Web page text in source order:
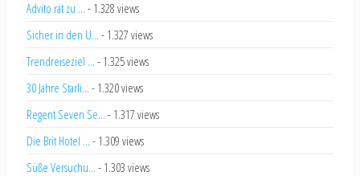
Advito rät zu ... - 1.328 views
Sicher in den U... - 1.327 views
Trendreiseziel ... - 1.325 views
30 Jahre Starli... - 1.320 views
Regent Seven Se... - 1.317 views
Die Brit Hotel ... - 1.309 views
Süße Versuchu... - 1.303 views